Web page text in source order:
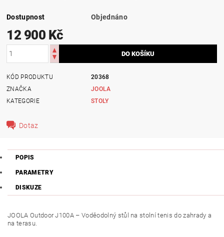
Dostupnost Objednáno
12 900 Kč
KÓD PRODUKTU
20368
ZNAČKA
JOOLA
KATEGORIE
STOLY
Dotaz
POPIS
PARAMETRY
DISKUZE
JOOLA Outdoor J100A – Voděodolný stůl na stolní tenis do zahrady a
na terasu.